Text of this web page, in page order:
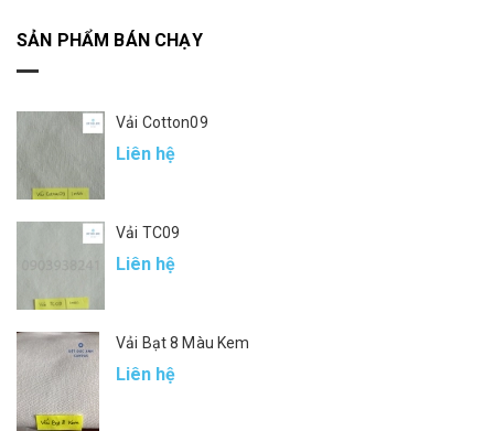
SẢN PHẨM BÁN CHẠY
Vải Cotton09
Liên hệ
Vải TC09
Liên hệ
Vải Bạt 8 Màu Kem
Liên hệ